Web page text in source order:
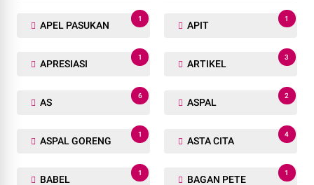
APEL PASUKAN
1
APIT
1
APRESIASI
1
ARTIKEL
3
AS
6
ASPAL
2
ASPAL GORENG
1
ASTA CITA
4
BABEL
1
BAGAN PETE
1